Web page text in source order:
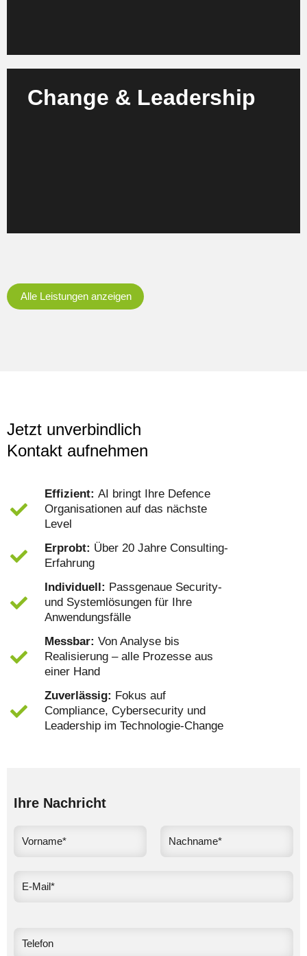
Change & Leadership
Wir begleiten Ihr Team im Wandel – mit Leadership-
Alle Leistungen anzeigen
Jetzt unverbindlich
Kontakt aufnehmen
Effizient:AI bringt Ihre Defence
Organisationen auf das nächste
Level
Erprobt: Über 20 Jahre Consulting-
Erfahrung
Individuell: Passgenaue Security-
und Systemlösungen für Ihre
Anwendungsfälle
Messbar: Von Analyse bis
Realisierung – alle Prozesse aus
einer Hand
Zuverlässig: Fokus auf
Compliance, Cybersecurity und
Leadership im Technologie-Change
Ihre Nachricht